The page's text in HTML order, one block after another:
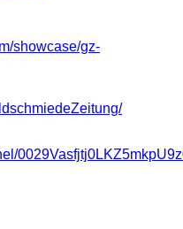
showcase/gz-